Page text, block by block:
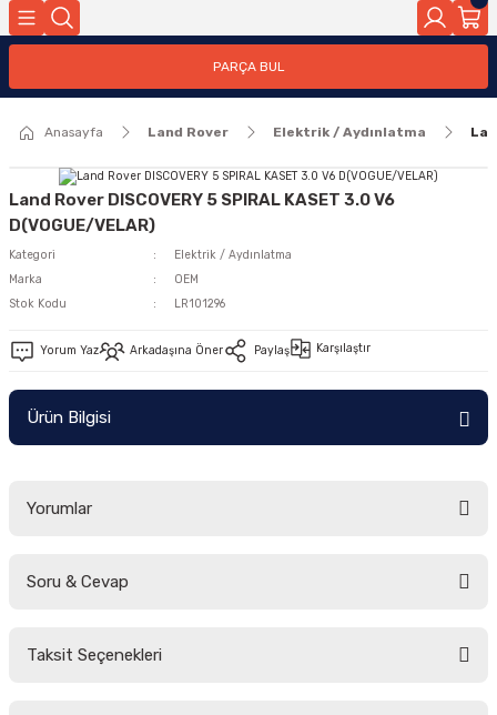
PARÇA BUL
Anasayfa Land Rover Elektrik / Aydınlatma
Land Rover DISCOVERY 5 SPIRAL KASET 3.0 V6
D(VOGUE/VELAR)
Kategori
Elektrik / Aydınlatma
Marka
OEM
Stok Kodu
LR101296
Yorum Yaz Arkadaşına Öner Paylaş Karşılaştır
Ürün Bilgisi
Yorumlar
Soru & Cevap
Taksit Seçenekleri